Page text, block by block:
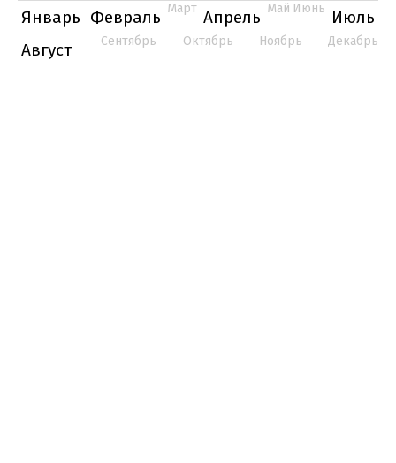
Январь Февраль Март Апрель Май Июнь Июль
Август
Сентябрь Октябрь Ноябрь Декабрь